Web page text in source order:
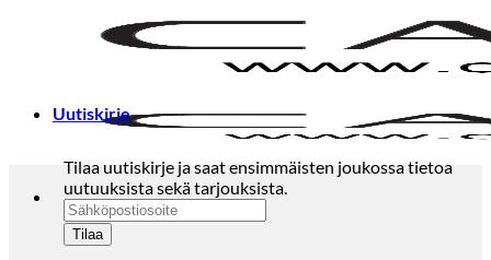
Uutiskirje
Tilaa uutiskirje ja saat ensimmäisten joukossa tietoa
uutuuksista sekä tarjouksista.